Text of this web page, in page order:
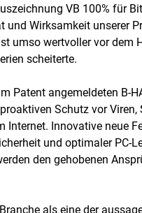
VB 100% für
Wirksamkeit unserer
umso wertvoller vor
scheiterte.
angemeldeten B-
Schutz vor Viren,
Innovative neue
und optimaler PC-
den gehobenen
als eine der